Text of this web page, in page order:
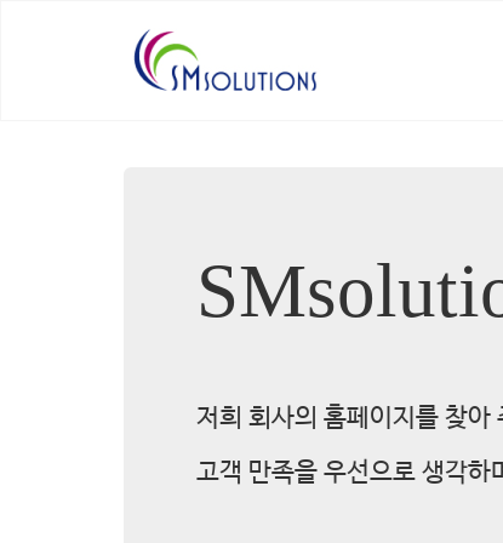
저희 회사의 홈페이지를 찾아
고객 만족을 우선으로 생각하